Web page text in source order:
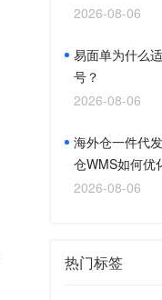
2026-08-06
易面单为什么
号？
2026-08-06
海外仓一件代
仓WMS如何优
2026-08-06
热门标签